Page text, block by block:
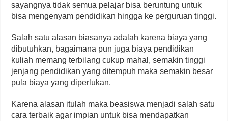
sayangnya tidak semua pelajar bisa beruntung untuk
bisa mengenyam pendidikan hingga ke perguruan tinggi.
Salah satu alasan biasanya adalah karena biaya yang
dibutuhkan, bagaimana pun juga biaya pendidikan
kuliah memang terbilang cukup mahal, semakin tinggi
jenjang pendidikan yang ditempuh maka semakin besar
pula biaya yang diperlukan.
Karena alasan itulah maka beasiswa menjadi salah satu
cara terbaik agar impian untuk bisa mendapatkan